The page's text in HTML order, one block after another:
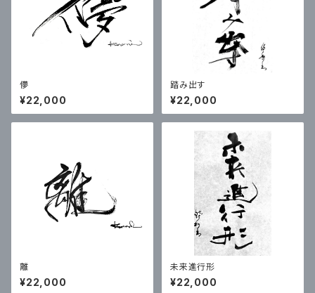
儚
¥22,000
踏み出す
¥22,000
離
¥22,000
未来進行形
¥22,000